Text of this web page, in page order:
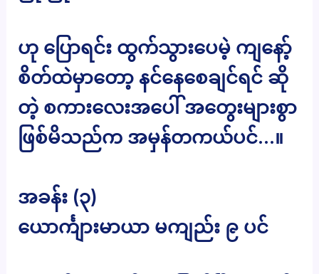
ဟု ပြောရင်း ထွက်သွားပေမဲ့ ကျနော့်
စိတ်ထဲမှာတော့ နင်နေစေချင်ရင် ဆို
တဲ့ စကားလေးအပေါ် အတွေးများစွာ
ဖြစ်မိသည်က အမှန်တကယ်ပင်…။
အခန်း (၃)
ယောင်္ကျားမာယာ မကျည်း ၉ ပင်